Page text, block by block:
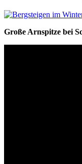
Große Arnspitze bei